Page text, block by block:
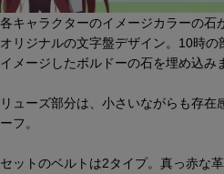
各キャラクターのイメージカラーの石
オリジナルの文字盤デザイン。10時の
イメージしたボルドーの石を埋め込み
リューズ部分は、小さいながらも存
ーフ。
セットのベルトは2タイプ。真っ赤な